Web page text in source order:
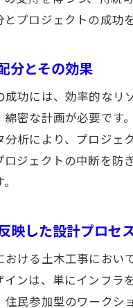
プロジェクトの成功
分とその効果
功には、効率的なリ
綿密な計画が必要です
析により、プロジェ
ジェクトの中断を防
映した設計プロセ
おける土木工事にお
インは、単にインフ
住民参加型のワーク